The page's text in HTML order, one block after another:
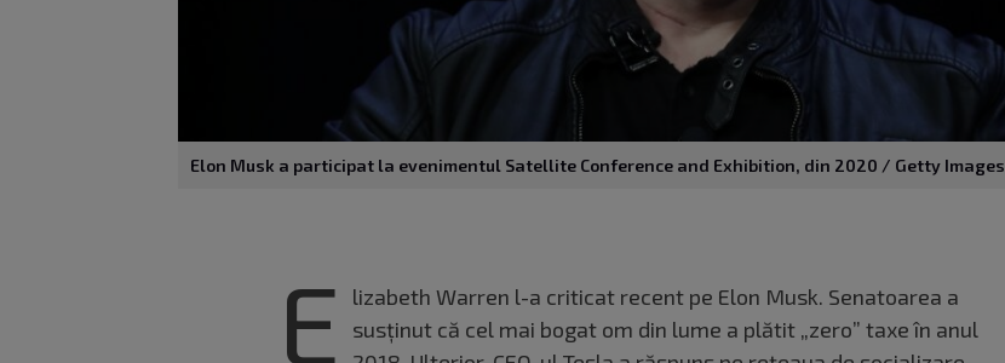
Elon Musk a participat la evenimentul Satellite Conference and Exhibition, din 2020 / Getty Images
E
lizabeth Warren l-a criticat recent pe Elon Musk. Senatoarea a
susținut că cel mai bogat om din lume a plătit „zero” taxe în anul